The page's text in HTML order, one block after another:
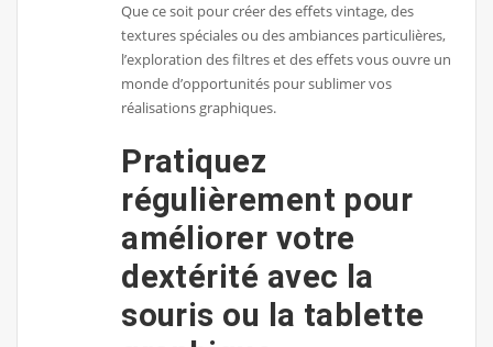
Que ce soit pour créer des effets vintage, des
textures spéciales ou des ambiances particulières,
l’exploration des filtres et des effets vous ouvre un
monde d’opportunités pour sublimer vos
réalisations graphiques.
Pratiquez
régulièrement pour
améliorer votre
dextérité avec la
souris ou la tablette